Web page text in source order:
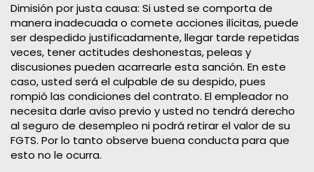
Dimisión por justa causa: Si usted se comporta de
manera inadecuada o comete acciones ilícitas, puede
ser despedido justificadamente, llegar tarde repetidas
veces, tener actitudes deshonestas, peleas y
discusiones pueden acarrearle esta sanción. En este
caso, usted será el culpable de su despido, pues
rompió las condiciones del contrato. El empleador no
necesita darle aviso previo y usted no tendrá derecho
al seguro de desempleo ni podrá retirar el valor de su
FGTS. Por lo tanto observe buena conducta para que
esto no le ocurra.